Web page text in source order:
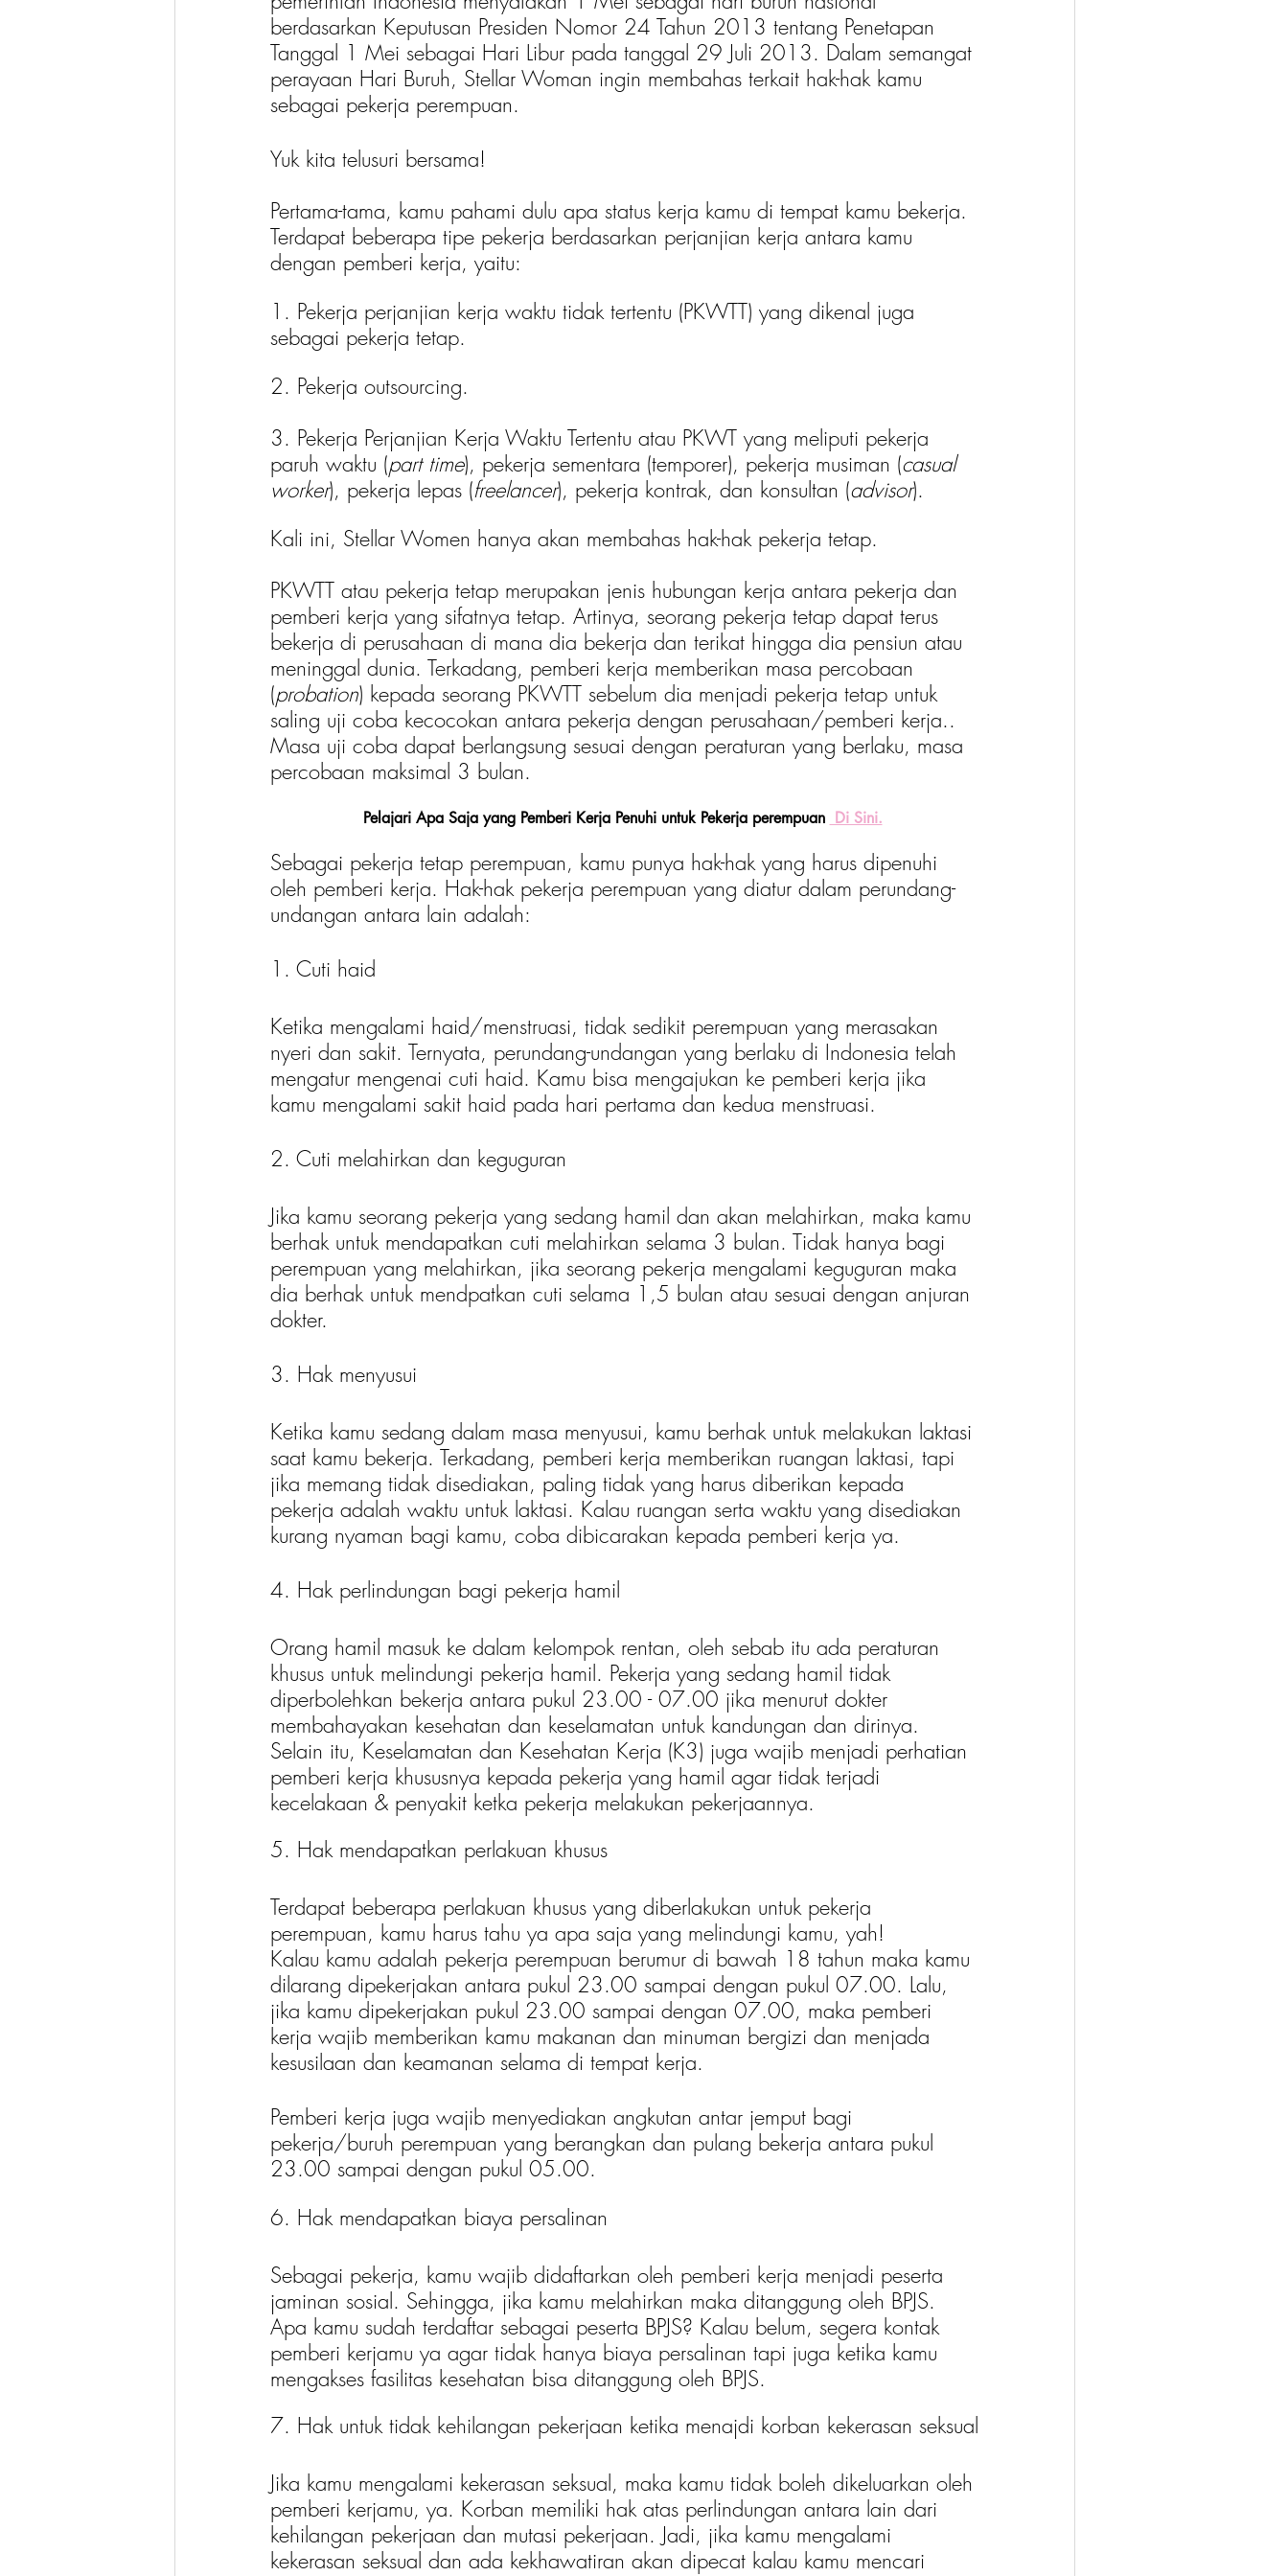
berdasarkan Keputusan Presiden Nomor 24 Tahun 2013 tentang Penetapan
Tanggal 1 Mei sebagai Hari Libur pada tanggal 29 Juli 2013. Dalam semangat
perayaan Hari Buruh, Stellar Woman ingin membahas terkait hak-hak kamu
sebagai pekerja perempuan.
Yuk kita telusuri bersama!
Pertama-tama, kamu pahami dulu apa status kerja kamu di tempat kamu bekerja.
Terdapat beberapa tipe pekerja berdasarkan perjanjian kerja antara kamu
dengan pemberi kerja, yaitu:
1. Pekerja perjanjian kerja waktu tidak tertentu (PKWTT) yang dikenal juga
sebagai pekerja tetap.
2. Pekerja outsourcing.
3. Pekerja Perjanjian Kerja Waktu Tertentu atau PKWT yang meliputi pekerja
paruh waktu (part time), pekerja sementara (temporer), pekerja musiman (casual
worker), pekerja lepas (freelancer), pekerja kontrak, dan konsultan (advisor).
Kali ini, Stellar Women hanya akan membahas hak-hak pekerja tetap.
PKWTT atau pekerja tetap merupakan jenis hubungan kerja antara pekerja dan
pemberi kerja yang sifatnya tetap. Artinya, seorang pekerja tetap dapat terus
bekerja di perusahaan di mana dia bekerja dan terikat hingga dia pensiun atau
meninggal dunia. Terkadang, pemberi kerja memberikan masa percobaan
(probation) kepada seorang PKWTT sebelum dia menjadi pekerja tetap untuk
saling uji coba kecocokan antara pekerja dengan perusahaan/pemberi kerja..
Masa uji coba dapat berlangsung sesuai dengan peraturan yang berlaku, masa
percobaan maksimal 3 bulan.
Pelajari Apa Saja yang Pemberi Kerja Penuhi untuk Pekerja perempuan Di Sini.
Sebagai pekerja tetap perempuan, kamu punya hak-hak yang harus dipenuhi
oleh pemberi kerja. Hak-hak pekerja perempuan yang diatur dalam perundang-
undangan antara lain adalah:
1. Cuti haid
Ketika mengalami haid/menstruasi, tidak sedikit perempuan yang merasakan
nyeri dan sakit. Ternyata, perundang-undangan yang berlaku di Indonesia telah
mengatur mengenai cuti haid. Kamu bisa mengajukan ke pemberi kerja jika
kamu mengalami sakit haid pada hari pertama dan kedua menstruasi.
2. Cuti melahirkan dan keguguran
Jika kamu seorang pekerja yang sedang hamil dan akan melahirkan, maka kamu
berhak untuk mendapatkan cuti melahirkan selama 3 bulan. Tidak hanya bagi
perempuan yang melahirkan, jika seorang pekerja mengalami keguguran maka
dia berhak untuk mendpatkan cuti selama 1,5 bulan atau sesuai dengan anjuran
dokter.
3. Hak menyusui
Ketika kamu sedang dalam masa menyusui, kamu berhak untuk melakukan laktasi
saat kamu bekerja. Terkadang, pemberi kerja memberikan ruangan laktasi, tapi
jika memang tidak disediakan, paling tidak yang harus diberikan kepada
pekerja adalah waktu untuk laktasi. Kalau ruangan serta waktu yang disediakan
kurang nyaman bagi kamu, coba dibicarakan kepada pemberi kerja ya.
4. Hak perlindungan bagi pekerja hamil
Orang hamil masuk ke dalam kelompok rentan, oleh sebab itu ada peraturan
khusus untuk melindungi pekerja hamil. Pekerja yang sedang hamil tidak
diperbolehkan bekerja antara pukul 23.00 - 07.00 jika menurut dokter
membahayakan kesehatan dan keselamatan untuk kandungan dan dirinya.
Selain itu, Keselamatan dan Kesehatan Kerja (K3) juga wajib menjadi perhatian
pemberi kerja khususnya kepada pekerja yang hamil agar tidak terjadi
kecelakaan & penyakit ketka pekerja melakukan pekerjaannya.
5. Hak mendapatkan perlakuan khusus
Terdapat beberapa perlakuan khusus yang diberlakukan untuk pekerja
perempuan, kamu harus tahu ya apa saja yang melindungi kamu, yah!
Kalau kamu adalah pekerja perempuan berumur di bawah 18 tahun maka kamu
dilarang dipekerjakan antara pukul 23.00 sampai dengan pukul 07.00. Lalu,
jika kamu dipekerjakan pukul 23.00 sampai dengan 07.00, maka pemberi
kerja wajib memberikan kamu makanan dan minuman bergizi dan menjada
kesusilaan dan keamanan selama di tempat kerja.
Pemberi kerja juga wajib menyediakan angkutan antar jemput bagi
pekerja/buruh perempuan yang berangkan dan pulang bekerja antara pukul
23.00 sampai dengan pukul 05.00.
6. Hak mendapatkan biaya persalinan
Sebagai pekerja, kamu wajib didaftarkan oleh pemberi kerja menjadi peserta
jaminan sosial. Sehingga, jika kamu melahirkan maka ditanggung oleh BPJS.
Apa kamu sudah terdaftar sebagai peserta BPJS? Kalau belum, segera kontak
pemberi kerjamu ya agar tidak hanya biaya persalinan tapi juga ketika kamu
mengakses fasilitas kesehatan bisa ditanggung oleh BPJS.
7. Hak untuk tidak kehilangan pekerjaan ketika menajdi korban kekerasan seksual
Jika kamu mengalami kekerasan seksual, maka kamu tidak boleh dikeluarkan oleh
pemberi kerjamu, ya. Korban memiliki hak atas perlindungan antara lain dari
kehilangan pekerjaan dan mutasi pekerjaan. Jadi, jika kamu mengalami
kekerasan seksual dan ada kekhawatiran akan dipecat kalau kamu mencari